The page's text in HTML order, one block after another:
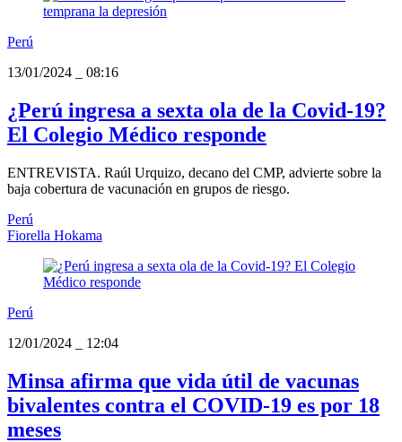
Perú
13/01/2024
08:16
¿Perú ingresa a sexta ola de la Covid-19?
El Colegio Médico responde
ENTREVISTA. Raúl Urquizo, decano del CMP, advierte sobre la
baja cobertura de vacunación en grupos de riesgo.
Perú
Fiorella Hokama
Perú
12/01/2024
12:04
Minsa afirma que vida útil de vacunas
bivalentes contra el COVID-19 es por 18
meses